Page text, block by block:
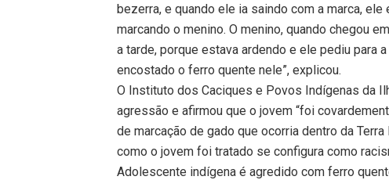
bezerra, e quando ele ia saindo com a marca,
marcando o menino. O menino, quando chegou
a tarde, porque estava ardendo e ele pediu para
encostado o ferro quente nele”, explicou.
O Instituto dos Caciques e Povos Indígenas da
agressão e afirmou que o jovem “foi
de marcação de gado que ocorria dentro da
como o jovem foi tratado se configura como
Adolescente indígena é agredido com ferro